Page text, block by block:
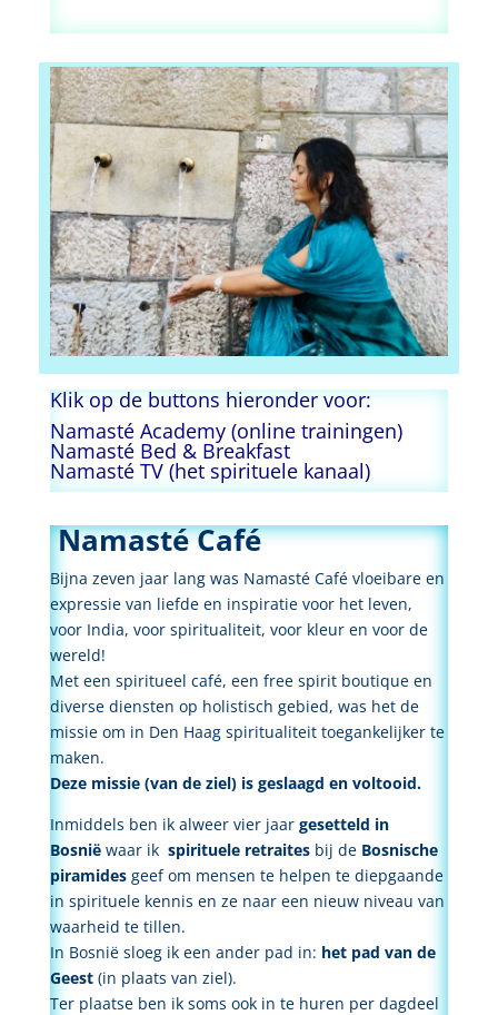
Klik op de buttons hieronder voor:
Namasté Academy (online trainingen)
Namasté Bed & Breakfast
Namasté TV (het spirituele kanaal)
Namasté Café
Bijna zeven jaar lang was Namasté Café vloeibare en
expressie van liefde en inspiratie voor het leven,
voor India, voor spiritualiteit, voor kleur en voor de
wereld!
Met een spiritueel café, een free spirit boutique en
diverse diensten op holistisch gebied, was het de
missie om in Den Haag spiritualiteit toegankelijker te
maken.
Deze missie (van de ziel) is geslaagd en voltooid.
Inmiddels ben ik alweer vier jaar gesetteld in
Bosniëwaar ik spirituele retraitesbij de Bosnische
piramidesgeef om mensen te helpen te diepgaande
in spirituele kennis en ze naar een nieuw niveau van
waarheid te tillen.
In Bosnië sloeg ik een ander pad in: het pad van de
Geest(in plaats van ziel).
Ter plaatse ben ik soms ook in te huren per dagdeel